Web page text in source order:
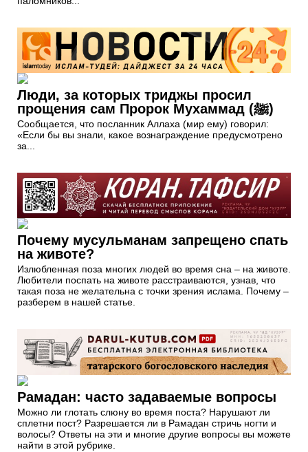
Люди, за которых триджы просил
прощения сам Пророк Мухаммад (ﷺ)
Сообщается, что посланник Аллаха (мир ему) говорил:
«Если бы вы знали, какое вознаграждение предусмотрено
за...
Почему мусульманам запрещено спать
на животе?
Излюбленная поза многих людей во время сна – на животе.
Любители поспать на животе расстраиваются, узнав, что
такая поза не желательна с точки зрения ислама. Почему –
разберем в нашей статье.
Рамадан: часто задаваемые вопросы
Можно ли глотать слюну во время поста? Нарушают ли
сплетни пост? Разрешается ли в Рамадан стричь ногти и
волосы? Ответы на эти и многие другие вопросы вы можете
найти в этой рубрике.